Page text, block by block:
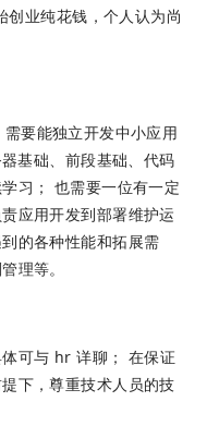
创业纯花钱，个人认为尚
要能独立开发中小应用
基础、前段基础、代码
习； 也需要一位有一定
应用开发到部署维护运
的各种性能和拓展需
理等。
可与 hr 详聊； 在保证
下，尊重技术人员的技